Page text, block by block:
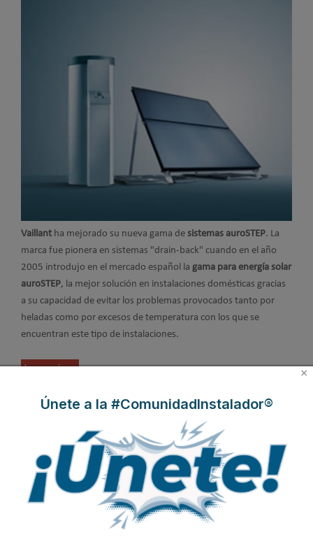
Vaillant ha mejorado su nueva gama de sistemas auroSTEP. La
marca fue pionera en sistemas "drain-back" cuando en el año
2005 introdujo en el mercado español la gama para energía solar
auroSTEP, la mejor solución en instalaciones domésticas gracias
a su capacidad de evitar los problemas provocados tanto por
heladas como por excesos de temperatura con los que se
encuentran este tipo de instalaciones.
Leer más ...
Radiadores por acumulación
Publicado en
Radiadores y acumuladores de calor
23 Sep 2008
×
Únete a la #ComunidadInstalador®